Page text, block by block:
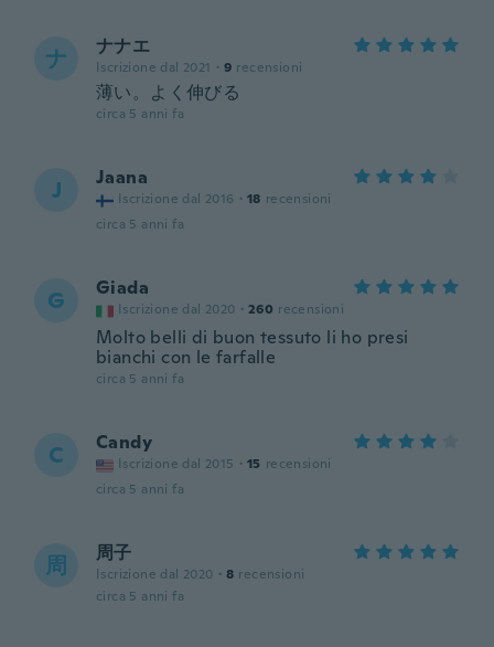
ナ ナナエ
Iscrizione dal 2021 · 9 recensioni
薄い。よく伸びる
circa 5 anni fa
J Jaana
Iscrizione dal 2016 · 18 recensioni
circa 5 anni fa
G Giada
Iscrizione dal 2020 · 260 recensioni
Molto belli di buon tessuto li ho presi
bianchi con le farfalle
circa 5 anni fa
C Candy
Iscrizione dal 2015 · 15 recensioni
circa 5 anni fa
周 周子
Iscrizione dal 2020 · 8 recensioni
circa 5 anni fa